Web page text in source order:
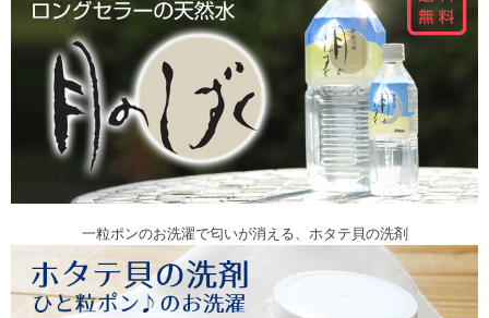
一粒ポンのお洗濯で匂いが消える、ホタテ貝の洗剤